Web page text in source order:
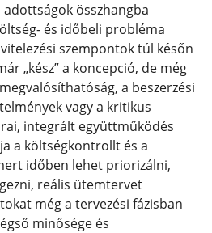
adottságok összhangba
és időbeli probléma
szempontok túl későn
„kész” a koncepció, de még
a beszerzési
vagy a kritikus
integrált együttműködés
a költségkontrollt és a
időben lehet priorizálni,
reális ütemtervet
még a tervezési fázisban
minősége és